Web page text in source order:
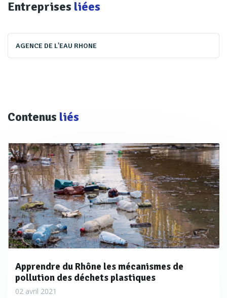
Entreprises liées
AGENCE DE L'EAU RHONE
Contenus liés
Apprendre du Rhône les mécanismes de
pollution des déchets plastiques
02 avril 2021